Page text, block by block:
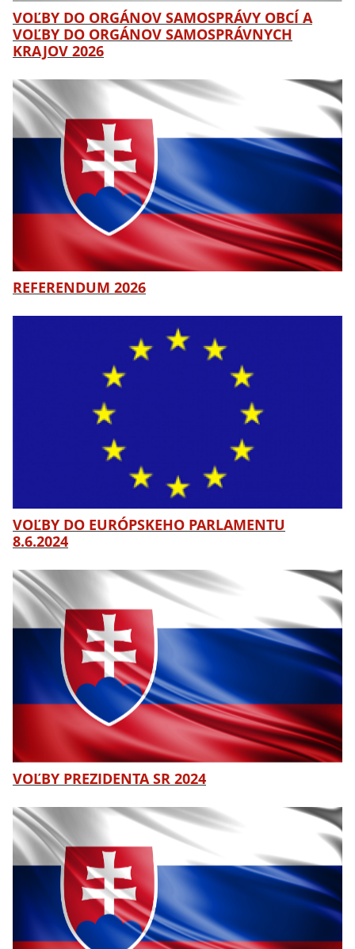
VOĽBY DO ORGÁNOV SAMOSPRÁVY OBCÍ A
VOĽBY DO ORGÁNOV SAMOSPRÁVNYCH
KRAJOV 2026
REFERENDUM 2026
VOĽBY DO EURÓPSKEHO PARLAMENTU
8.6.2024
VOĽBY PREZIDENTA SR 2024